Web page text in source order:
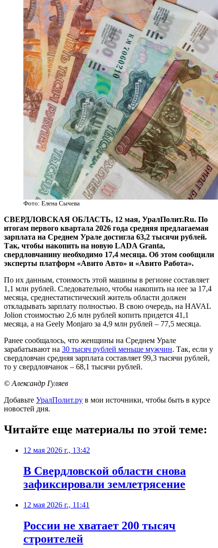
Фото: Елена Сычева
СВЕРДЛОВСКАЯ ОБЛАСТЬ, 12 мая, УралПолит.Ru. По
итогам первого квартала 2026 года средняя предлагаемая
зарплата на Среднем Урале достигла 63,2 тысячи рублей.
Так, чтобы накопить на новую LADA Granta,
свердловчанину необходимо 17,4 месяца. Об этом сообщили
эксперты платформ «Авито Авто» и «Авито Работа».
По их данным, стоимость этой машины в регионе составляет
1,1 млн рублей. Следовательно, чтобы накопить на нее за 17,4
месяца, среднестатистический житель области должен
откладывать зарплату полностью. В свою очередь, на HAVAL
Jolion стоимостью 2,6 млн рублей копить придется 41,1
месяца, а на Geely Monjaro за 4,9 млн рублей – 77,5 месяца.
Ранее сообщалось, что женщины на Среднем Урале
зарабатывают на 30 тысяч рублей меньше мужчин. Так, если у
свердловчан средняя зарплата составляет 99,3 тысячи рублей,
то у свердловчанок – 68,1 тысячи рублей.
© Александр Гуляев
Добавьте УралПолит.ру в мои источники, чтобы быть в курсе
новостей дня.
Читайте еще материалы по этой теме:
12 мая 2026 г., 13:42
В Свердловской области снова
зафиксировали землетрясение
12 мая 2026 г., 11:41
России не хватает 200 тысяч
строителей